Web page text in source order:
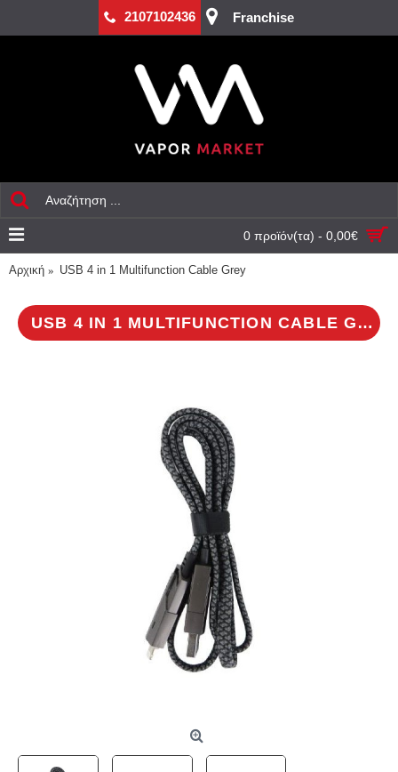
2107102436 Franchise
0 προϊόν(τα) - 0,00€
Αρχική USB 4 in 1 Multifunction Cable Grey
USB 4 IN 1 MULTIFUNCTION CABLE GREY